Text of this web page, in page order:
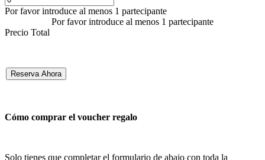
Por favor introduce al menos 1 partecipante
Por favor introduce al menos 1 partecipante
Precio Total
Reserva Ahora
Cómo comprar el voucher regalo
Solo tienes que completar el formulario de abajo con toda la